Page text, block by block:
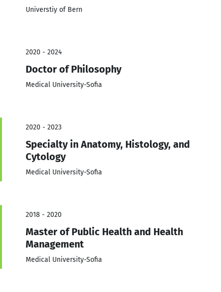
Universtiy of Bern
2020 - 2024
Doctor of Philosophy
Medical University-Sofia
2020 - 2023
Specialty in Anatomy, Histology, and
Cytology
Medical University-Sofia
2018 - 2020
Master of Public Health and Health
Management
Medical University-Sofia